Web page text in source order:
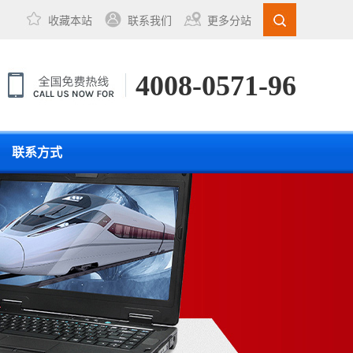
收藏本站 联系我们 更多分站
4008-0571-96
联系方式